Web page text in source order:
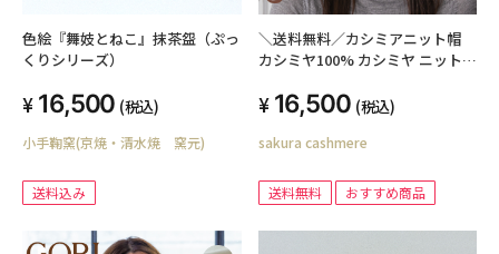
色絵『舞妓とねこ』抹茶盌（ぷっ
くりシリーズ）
16,500 (税込)
小手鞠窯(京焼・清水焼 窯元)
送料込み
＼送料無料／カシミアニット帽
カシミヤ100% カシミヤ ニットキ
み ニット帽子 無染色 無漂白 オー
ガニック GOBI ゴビ カシミアニ
ットキャップ 小顔 秋冬 誕生日 ギ
16,500 (税込)
sakura cashmere
送料無料 おすすめ商品